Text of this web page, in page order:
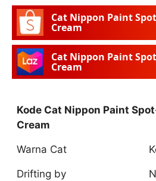
Cat Nippon Paint
Cream
Cat Nippon Paint
Cream
Kode Cat Nippon Paint
Cream
Warna Cat
Drifting by